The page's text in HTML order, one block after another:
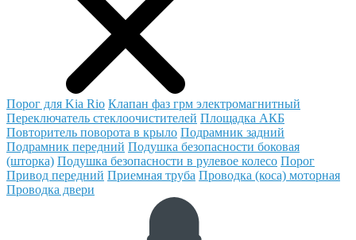
Порог для Kia Rio Клапан фаз грм электромагнитный
Переключатель стеклоочистителей Площадка АКБ
Повторитель поворота в крыло Подрамник задний
Подрамник передний Подушка безопасности боковая
(шторка) Подушка безопасности в рулевое колесо Порог
Привод передний Приемная труба Проводка (коса) моторная
Проводка двери